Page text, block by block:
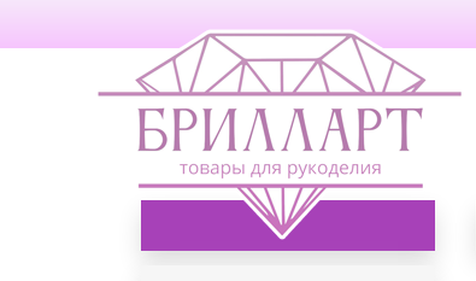
Каталог товаров